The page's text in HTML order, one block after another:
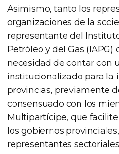
Asimismo, tanto los
organizaciones de la
representante del
Petróleo y del Gas (IAPG)
necesidad de contar con
institucionalizado para la
provincias, previamente
consensuado con los
Multipartícipe, que
los gobiernos
representantes